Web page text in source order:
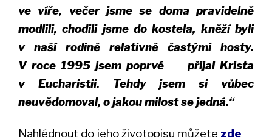
ve víře, večer jsme se doma pravidelně
modlili, chodili jsme do kostela, kněží byli
v naší rodině relativně častými hosty.
V roce 1995 jsem poprvé přijal Krista
v Eucharistii. Tehdy jsem si vůbec
neuvědomoval, o jakou milost se jedná.“
Nahlédnout do jeho životopisu můžete zde